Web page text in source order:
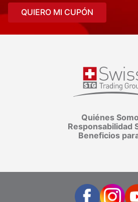
QUIERO MI CUPÓN
Quiénes
Responsabilidad
Beneficios